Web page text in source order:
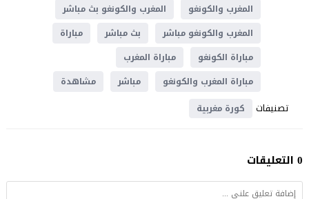
المغرب والكونغو
المغرب والكونغو بث مباشر
المغرب والكونغو مباشر
بث مباشر
مباراة
مباراة الكونغو
مباراة المغرب
مباراة المغرب والكونغو
مباشر مشاهدة
تصنيفات كورة مغربية
0 التعليقات